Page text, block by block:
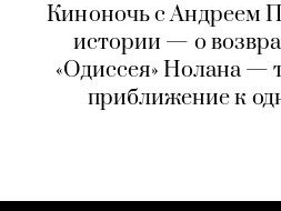
Киноночь с Андреем
истории — о
«Одиссея» Нолана —
приближение к